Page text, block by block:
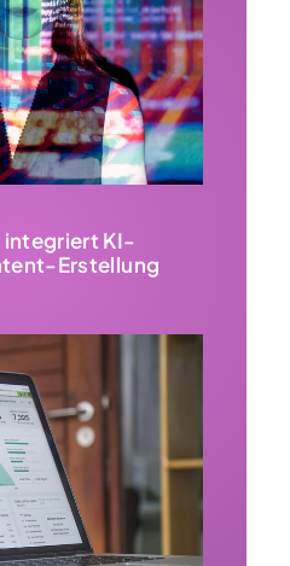
integriert KI-
Erstellung